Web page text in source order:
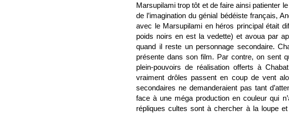
Marsupilami trop tôt et de faire ainsi patienter
de l’imagination du génial bédéiste français,
avec le Marsupilami en héros principal était
poids noirs en est la vedette) et avoua par
quand il reste un personnage secondaire.
présente dans son film. Par contre, on sent
plein-pouvoirs de réalisation offerts à
vraiment drôles passent en coup de vent
secondaires ne demanderaient pas tant
face à une méga production en couleur qui
répliques cultes sont à chercher à la loupe